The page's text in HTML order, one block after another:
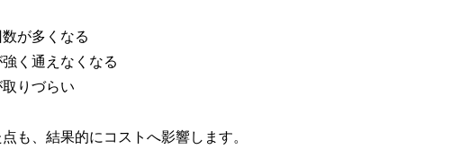
数が多くなる
強く通えなくなる
取りづらい
も、結果的にコストへ影響します。